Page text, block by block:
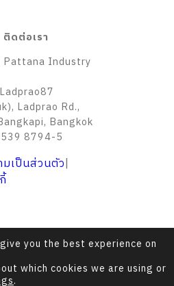
ติดต่อเรา
Pattana Industry
Ladprao Rd.,
Bangkok
8794-5
มเป็นส่วนตัว|
you the best experience on
which cookies we are using or
.